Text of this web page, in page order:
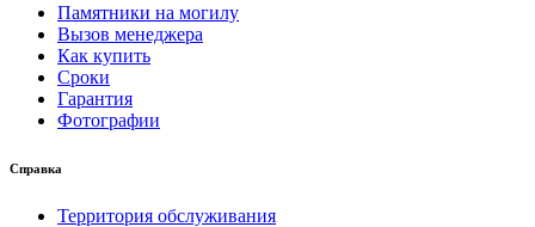
Памятники на могилу
Вызов менеджера
Как купить
Сроки
Гарантия
Фотографии
Справка
Территория обслуживания